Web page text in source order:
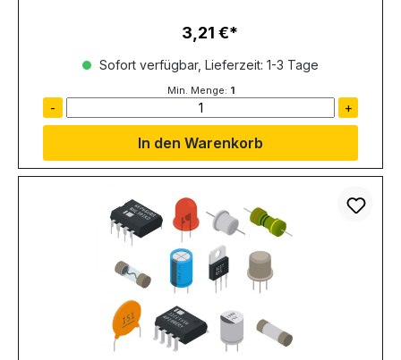
Regulärer Preis:
3,21 €
Sofort verfügbar, Lieferzeit: 1-3 Tage
Min. Menge: 1
- +
In den Warenkorb